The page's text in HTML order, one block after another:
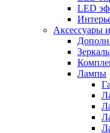
LED
Аксессуары
Лампы